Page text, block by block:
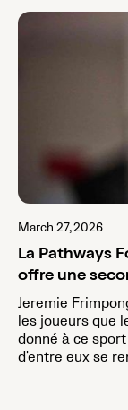
March 27, 2026
La Pathways
offre une
Jeremie
les joueurs que
donné à ce
d'entre eux se